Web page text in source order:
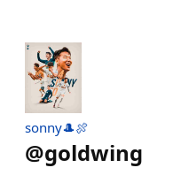
sonny🎩🍖
@goldwing